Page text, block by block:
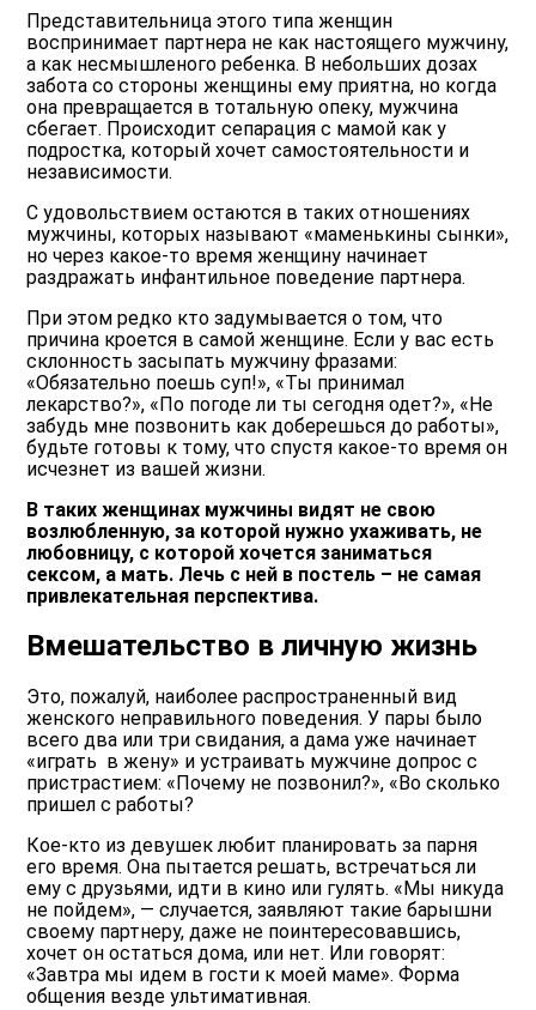
Представительница этого типа женщин
воспринимает партнера не как настоящего мужчину,
а как несмышленого ребенка. В небольших дозах
забота со стороны женщины ему приятна, но когда
она превращается в тотальную опеку, мужчина
сбегает. Происходит сепарация с мамой как у
подростка, который хочет самостоятельности и
независимости.
С удовольствием остаются в таких отношениях
мужчины, которых называют «маменькины сынки»,
но через какое-то время женщину начинает
раздражать инфантильное поведение партнера.
При этом редко кто задумывается о том, что
причина кроется в самой женщине. Если у вас есть
склонность засыпать мужчину фразами:
«Обязательно поешь суп!», «Ты принимал
лекарство?», «По погоде ли ты сегодня одет?», «Не
забудь мне позвонить как доберешься до работы»,
будьте готовы к тому, что спустя какое-то время он
исчезнет из вашей жизни.
В таких женщинах мужчины видят не свою
возлюбленную, за которой нужно ухаживать, не
любовницу, с которой хочется заниматься
сексом, а мать. Лечь с ней в постель – не самая
привлекательная перспектива.
Вмешательство в личную жизнь
Это, пожалуй, наиболее распространенный вид
женского неправильного поведения. У пары было
всего два или три свидания, а дама уже начинает
«играть в жену» и устраивать мужчине допрос с
пристрастием: «Почему не позвонил?», «Во сколько
пришел с работы?
Кое-кто из девушек любит планировать за парня
его время. Она пытается решать, встречаться ли
ему с друзьями, идти в кино или гулять. «Мы никуда
не пойдем», — случается, заявляют такие барышни
своему партнеру, даже не поинтересовавшись,
хочет он остаться дома, или нет. Или говорят:
«Завтра мы идем в гости к моей маме». Форма
общения везде ультимативная.